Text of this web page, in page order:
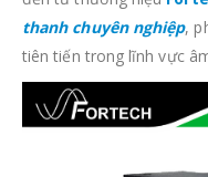
thanh chuyên nghiệp,
tiên tiến trong lĩnh vực